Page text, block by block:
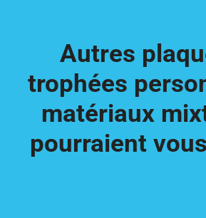
Autres
trophées
matériaux
pourraient